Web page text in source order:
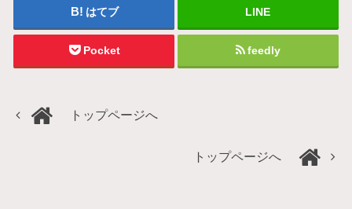
はてブ LINE
Pocket feedly
トップページへ
トップページへ